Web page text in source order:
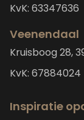
KvK: 63347636
Veenendaal
Kruisboog 28,
KvK: 67884024
Inspiratie